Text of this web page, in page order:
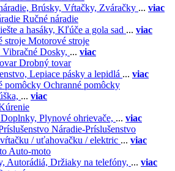
Brúsky, Vŕtačky, Zváračky ... viac
Ručné náradie
a hasáky, Kľúče a gola sad ... viac
Motorové stroje
Vibračné Dosky, ... viac
Drobný tovar
Lepiace pásky a lepidlá ... viac
Ochranné pomôcky
... viac
Doplnky, Plynové ohrievače, ... viac
Náradie-Príslušenstvo
/ uťahovačku / elektric ... viac
Auto-moto
Autorádiá, Držiaky na telefóny, ... viac